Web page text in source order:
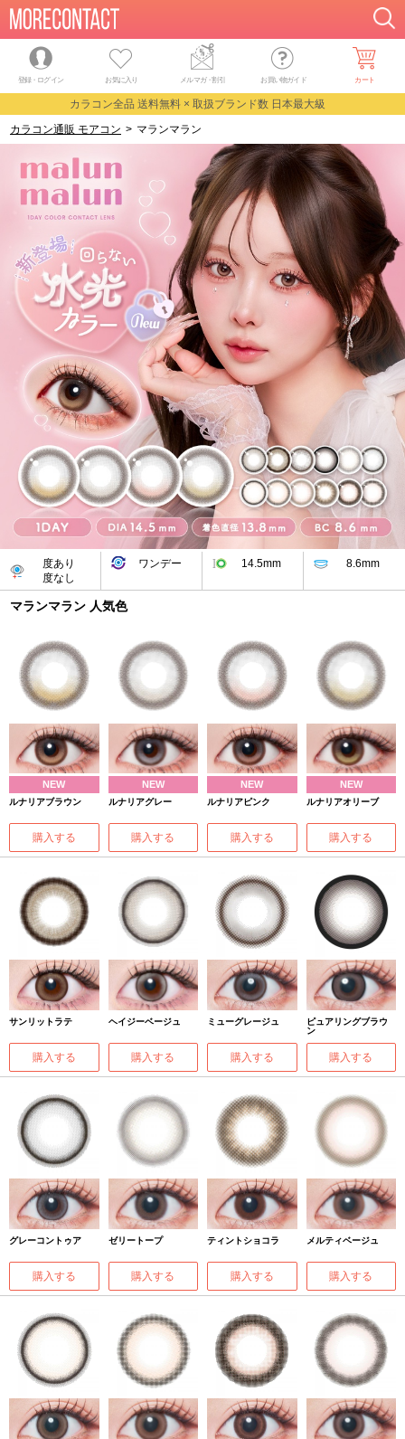
登録・ログイン お気に入り メルマガ・割引 お買い物ガイド カート
カラコン全品 送料無料 × 取扱ブランド数 日本最大級
カラコン通販 モアコン > マランマラン
度あり
度なし
ワンデー 14.5mm 8.6mm
マランマラン 人気色
NEW
ルナリアブラウン
購入する
NEW
ルナリアグレー
購入する
NEW
ルナリアピンク
購入する
NEW
ルナリアオリーブ
購入する
サンリットラテ
購入する
ヘイジーベージュ
購入する
ミューグレージュ
購入する
ピュアリングブラウ
ン
購入する
グレーコントゥア
購入する
ゼリートープ
購入する
ティントショコラ
購入する
メルティベージュ
購入する